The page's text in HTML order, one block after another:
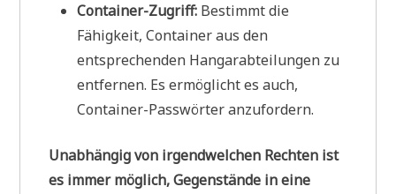
Container-Zugriff: Bestimmt die
Fähigkeit, Container aus den
entsprechenden Hangarabteilungen zu
entfernen. Es ermöglicht es auch,
Container-Passwörter anzufordern.
Unabhängig von irgendwelchen Rechten ist
es immer möglich, Gegenstände in eine